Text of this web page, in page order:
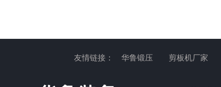
友情链接： 华鲁锻压 剪板机厂家